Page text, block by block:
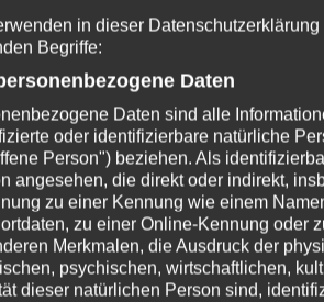
in dieser
Begriffe:
Daten
Daten sind alle
oder identifizierbare natürliche
Person") beziehen. Als
angesehen, die direkt oder indirekt,
zu einer Kennung wie einem
zu einer Online-Kennung oder
Merkmalen, die Ausdruck der
psychischen, wirtschaftlichen,
dieser natürlichen Person sind,